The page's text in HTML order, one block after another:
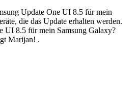
Update One UI 8.5 für mein
die das Update erhalten werden.
UI 8.5 für mein Samsung Galaxy?
Marijan! .